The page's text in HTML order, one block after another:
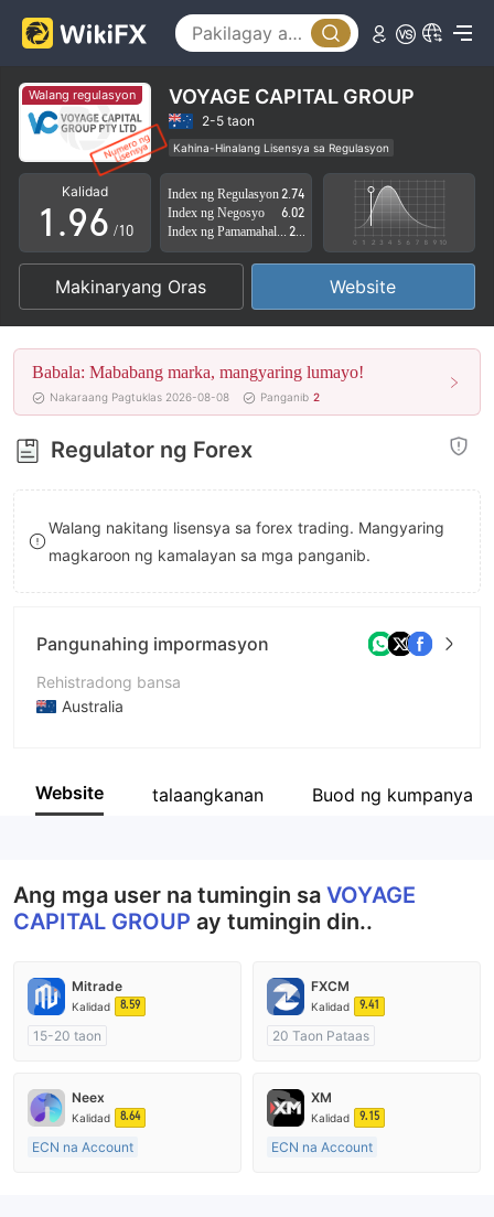
Walang regulasyon VOYAGE CAPITAL GROUP
2-5 taon
Kahina-Hinalang Lisensya sa Regulasyon
Kahina-hinalang saklaw ng Negosyo
Mataas na potensyal na peligro
Kalidad
0
1
2
3
4
5
6
7
8
9
.
5
6
7
8
9
2
3
4
5
6
7
8
9
/10
Index ng Regulasyon 2.74
Index ng Negosyo
6.02
2.75
Makinaryang Oras Website
Babala: Mababang marka, mangyaring lumayo!
Nakaraang Pagtuklas 2026-08-08 Panganib 2
Regulator ng Forex
Walang nakitang lisensya sa forex trading. Mangyaring
magkaroon ng kamalayan sa mga panganib.
Pangunahing impormasyon
Rehistradong bansa
Australia
Kumpanya
Website talaangkanan Buod ng kumpanya
Ang mga user na tumingin sa VOYAGE
CAPITAL GROUP ay tumingin din..
Mitrade
Kalidad 8.59
15-20 taon
Paggawa ng Market (MM)
Pansariling pagsasaliksik
FXCM
Kalidad 9.41
20 Taon Pataas
Paggawa ng Market (MM)
Pangunahing label na MT4
Neex
Kalidad 8.64
ECN na Account
XM
Kalidad 9.15
ECN na Account